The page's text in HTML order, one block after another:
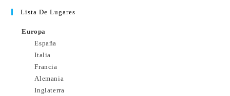
Lista De Lugares
Europa
España
Italia
Francia
Alemania
Inglaterra